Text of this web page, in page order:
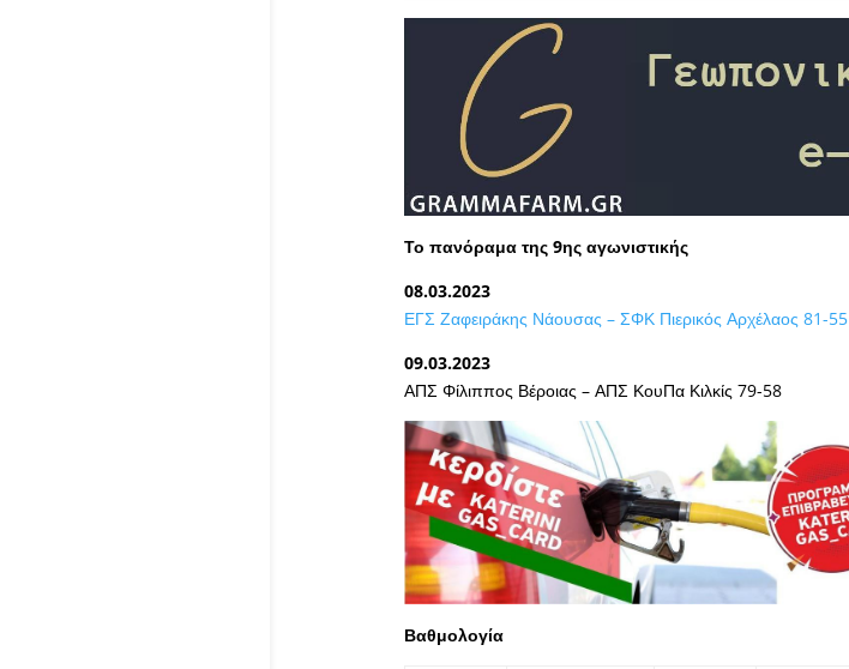
Το πανόραμα της 9ης αγωνιστικής
08.03.2023
ΕΓΣ Ζαφειράκης Νάουσας – ΣΦΚ Πιερικός Αρχέλαος 81-55
09.03.2023
ΑΠΣ Φίλιππος Βέροιας – ΑΠΣ ΚουΠα Κιλκίς 79-58
Βαθμολογία